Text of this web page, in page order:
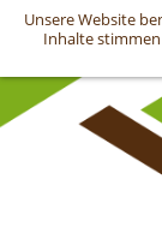
Unsere Website
Inhalte